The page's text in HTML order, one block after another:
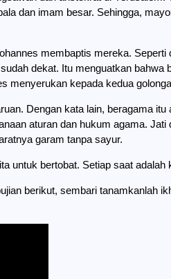
dan imam besar. Sehingga,
membaptis mereka.
dekat. Itu menguatkan
menyerukan kepada kedua
Dengan kata lain, beragama
aturan dan hukum agama.
garam tanpa sayur.
untuk bertobat. Setiap saat
berikut, sembari tanamkanlah